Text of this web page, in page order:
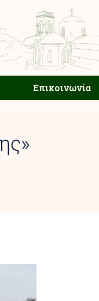
Επικοινωνία
Ζωή Επικοινωνία